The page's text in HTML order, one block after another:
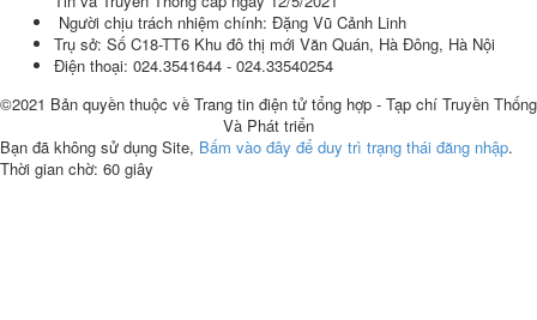
Người chịu trách nhiệm chính: Đặng Vũ Cảnh Linh
Trụ sở: Số C18-TT6 Khu đô thị mới Văn Quán, Hà Đông, Hà Nội
Điện thoại: 024.3541644 - 024.33540254
©2021 Bản quyền thuộc về Trang tin điện tử tổng hợp - Tạp chí Truyền Thống
Và Phát triển
Bạn đã không sử dụng Site, Bấm vào đây để duy trì trạng thái đăng nhập.
Thời gian chờ: 60 giây